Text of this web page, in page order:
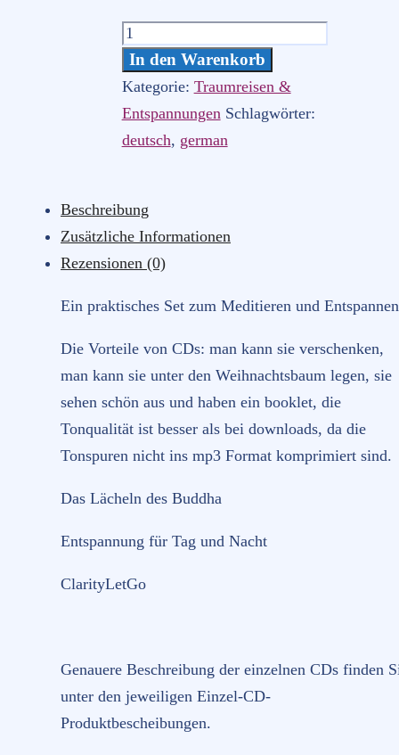
Aktionspaket
let
go,
relax
and
In den Warenkorb
Kategorie: Traumreisen &
Entspannungen Schlagwörter:
deutsch, german
Beschreibung
Zusätzliche Informationen
Rezensionen (0)
Ein praktisches Set zum Meditieren und
Die Vorteile von CDs: man kann sie verschenken,
man kann sie unter den Weihnachtsbaum legen, sie
sehen schön aus und haben ein booklet, die
Tonqualität ist besser als bei downloads, da die
Tonspuren nicht ins mp3 Format komprimiert sind.
Das Lächeln des Buddha
Entspannung für Tag und Nacht
ClarityLetGo
Genauere Beschreibung der einzelnen CDs finden
unter den jeweiligen Einzel-CD-
Produktbescheibungen.